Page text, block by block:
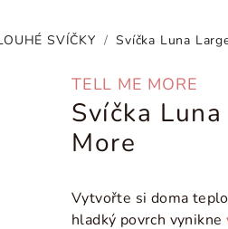
SVÍČKY / Svíčka Luna
TELL ME MORE
Svíčka
More
Vytvořte si doma
hladký povrch vynikne